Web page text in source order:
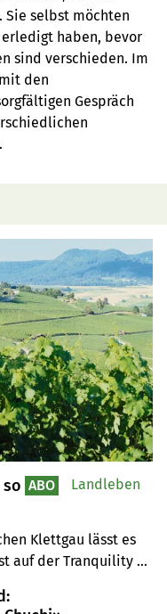
selbst möchten
haben, bevor
sind verschieden. Im
den
Gespräch
Klettgau lässt es
auf der Tranquility
ABO Landleben